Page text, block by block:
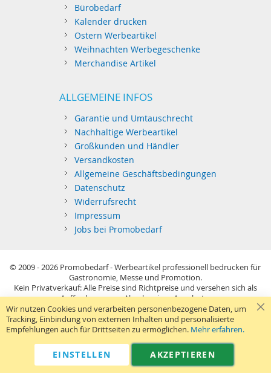
Bürobedarf
Kalender drucken
Ostern Werbeartikel
Weihnachten Werbegeschenke
Merchandise Artikel
ALLGEMEINE INFOS
Garantie und Umtauschrecht
Nachhaltige Werbeartikel
Großkunden und Händler
Versandkosten
Allgemeine Geschäftsbedingungen
Datenschutz
Widerrufsrecht
Impressum
Jobs bei Promobedarf
© 2009 - 2026 Promobedarf - Werbeartikel professionell bedrucken für
Gastronomie, Messe und Promotion.
Kein Privatverkauf: Alle Preise sind Richtpreise und versehen sich als
Aufforderung zur Abgabe eines Angebots.
Sie richten sich nur an gewerblichen Bedarf (§14 BGB) im Sinne der
Preisangabenverordnung und verstehen sich netto zzgl. MwSt. USB-
Sticks: Tagespreise ggf. zzgl. Druckkosten und GEMA.
Telefon:040 38 63 12 40 Kontaktformular
Wir nutzen Cookies und verarbeiten personenbezogene Daten, um
Tracking, Einbindung von externen Inhalten und personalisierte
Empfehlungen auch für Drittseiten zu ermöglichen. Mehr erfahren.
AKZEPTIEREN
EINSTELLEN